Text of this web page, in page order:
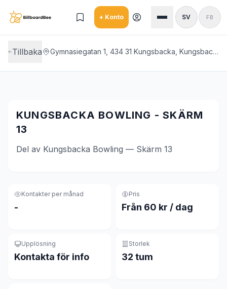
+ Konto SV FB
Tillbaka Gymnasiegatan 1, 434 31 Kungsbacka, Kungsbacka Bowling
KUNGSBACKA BOWLING - SKÄRM
13
Del av Kungsbacka Bowling — Skärm 13
Kontakter per månad
-
Pris
Från 60 kr / dag
Upplösning
Kontakta för info
Storlek
32 tum